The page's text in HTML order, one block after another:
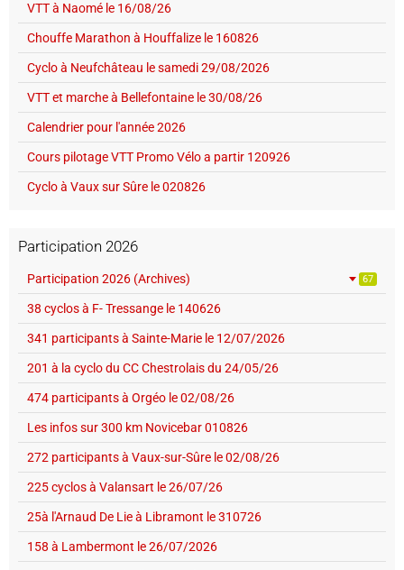
VTT à Naomé le 16/08/26
Chouffe Marathon à Houffalize le 160826
Cyclo à Neufchâteau le samedi 29/08/2026
VTT et marche à Bellefontaine le 30/08/26
Calendrier pour l'année 2026
Cours pilotage VTT Promo Vélo a partir 120926
Cyclo à Vaux sur Sûre le 020826
Participation 2026
Participation 2026 (Archives) 67
38 cyclos à F- Tressange le 140626
341 participants à Sainte-Marie le 12/07/2026
201 à la cyclo du CC Chestrolais du 24/05/26
474 participants à Orgéo le 02/08/26
Les infos sur 300 km Novicebar 010826
272 participants à Vaux-sur-Sûre le 02/08/26
225 cyclos à Valansart le 26/07/26
25à l'Arnaud De Lie à Libramont le 310726
158 à Lambermont le 26/07/2026